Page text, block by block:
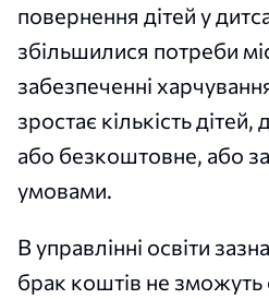
повернення дітей у
збільшилися потреби
забезпеченні
зростає кількість
або безкоштовне, або
умовами.
В управлінні освіти
брак коштів не зможуть